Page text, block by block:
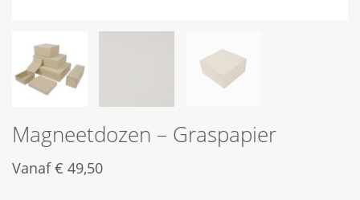
Magneetdozen – Graspapier
Vanaf€ 49,50